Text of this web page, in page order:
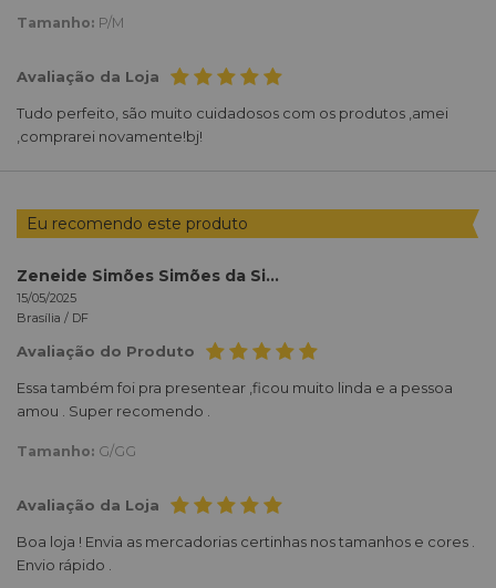
Tamanho: P/M
Avaliação da Loja
Tudo perfeito, são muito cuidadosos com os produtos ,amei
,comprarei novamente!bj!
Eu recomendo este produto
Zeneide Simões Simões da Silva
15/05/2025
Brasília / DF
Avaliação do Produto
Essa também foi pra presentear ,ficou muito linda e a pessoa
amou . Super recomendo .
Tamanho: G/GG
Avaliação da Loja
Boa loja ! Envia as mercadorias certinhas nos tamanhos e cores .
Envio rápido .